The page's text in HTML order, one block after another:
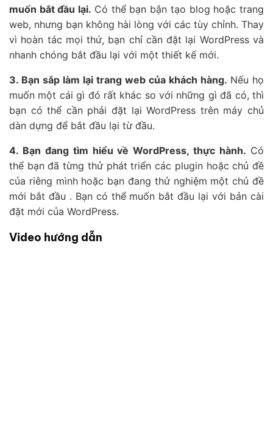
muốn bắt đầu lại. Có thể bạn bận tạo blog hoặc trang
web, nhưng bạn không hài lòng với các tùy chỉnh. Thay
vì hoàn tác mọi thứ, bạn chỉ cần đặt lại WordPress và
nhanh chóng bắt đầu lại với một thiết kế mới.
3. Bạn sắp làm lại trang web của khách hàng. Nếu họ
muốn một cái gì đó rất khác so với những gì đã có, thì
bạn có thể cần phải đặt lại WordPress trên máy chủ
dàn dựng để bắt đầu lại từ đầu.
4. Bạn đang tìm hiểu về WordPress, thực hành. Có
thể bạn đã từng thử phát triển các plugin hoặc chủ đề
của riêng mình hoặc bạn đang thử nghiệm một chủ đề
mới bắt đầu . Bạn có thể muốn bắt đầu lại với bản cài
đặt mới của WordPress.
Video hướng dẫn